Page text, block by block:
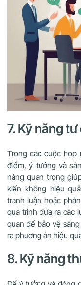
7. Kỹ năng
Trong các cuộc họp
điểm, ý tưởng và
năng quan trọng
kiến không hiệu
tranh luận hoặc
quá trình đưa ra các
quan để bảo vệ
ra phương án hiệu
8. Kỹ năng